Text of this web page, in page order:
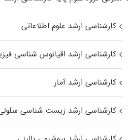
کارشناسی ارشد علوم اطلاعاتی
کارشناسی ارشد اقیانوس‌ شناسی
کارشناسی ارشد آمار
کارشناسی ارشد زیست شناسی